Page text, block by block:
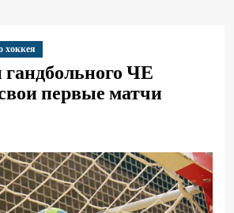
хоккея
ЧЕ
первые матчи